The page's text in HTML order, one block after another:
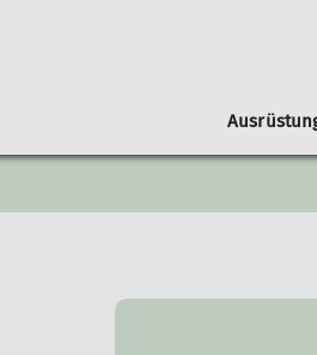
SektionstermineSuper-Seniorengruppe